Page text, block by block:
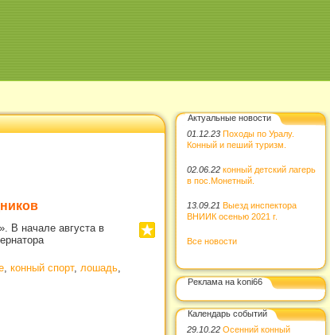
В начале августа в
, конный спорт, лошадь,
Актуальные новости
01.12.23 Походы по Уралу.
Конный и пеший туризм.
02.06.22 конный детский лагерь
в пос.Монетный.
13.09.21 Выезд инспектора
ВНИИК осенью 2021 г.
Все новости
Реклама на koni66
Календарь событий
29.10.22 Осенний конный